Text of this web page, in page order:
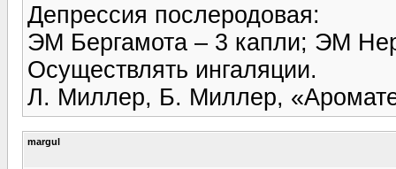
Депрессия послеродовая:
ЭМ Бергамота – 3 капли; ЭМ
Осуществлять ингаляции.
Л. Миллер, Б. Миллер,
margul